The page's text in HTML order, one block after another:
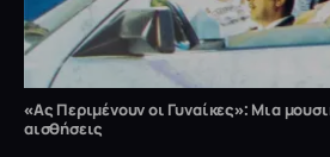
«Ας Περιμένουν οι Γυναίκες»: Μια
αισθήσεις